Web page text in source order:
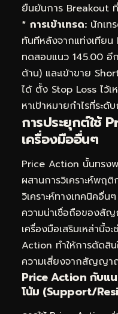
ยืนยันการ Breakout
* การเข้าเทรด: นักเท
ทันทีหลังจากแท่งเทีย
ทดสอบแนว 145.00 อี
ต้าน) และเข้าขาย
ได้ ตั้ง Stop Loss ไว้
หาเป้าหมายกำไรที่ระดั
การประยุกต์ใช้
เครื่องมืออื่นๆ
Price Action นั้นทรง
ผสานการวิเคราะห์พฤ
วิเคราะห์ทางเทคนิคอื่น
ความน่าเชื่อถือของสั
เครื่องมือเสริมเหล่า
Action ทำให้การตัดสิ
ความเสี่ยงจากสัญญา
Price Action กับแ
โน้ม (Support/